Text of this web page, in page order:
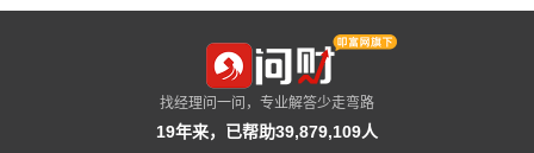
找经理问一问，专业解答少走弯路
19年来，已帮助39,879,109人